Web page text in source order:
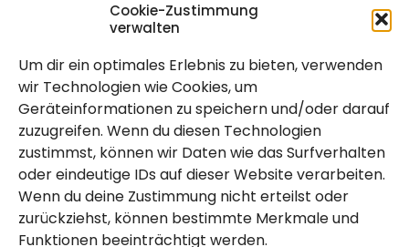
Cookie-Zustimmung
verwalten
Um dir ein optimales Erlebnis zu bieten, verwenden
wir Technologien wie Cookies, um
Geräteinformationen zu speichern und/oder darauf
zuzugreifen. Wenn du diesen Technologien
zustimmst, können wir Daten wie das Surfverhalten
oder eindeutige IDs auf dieser Website verarbeiten.
Wenn du deine Zustimmung nicht erteilst oder
zurückziehst, können bestimmte Merkmale und
Funktionen beeinträchtigt werden.
Rechtlich
Impressum
Datenschutzerklärung
Cookie-Richtlinie (EU)